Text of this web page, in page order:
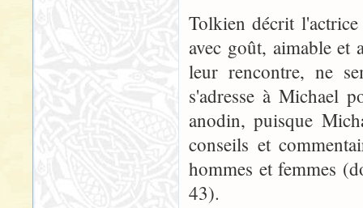
Tolkien décrit
avec goût, aimable et
leur rencontre, ne
s'adresse à Michael
anodin, puisque
conseils et
hommes et femmes
43).